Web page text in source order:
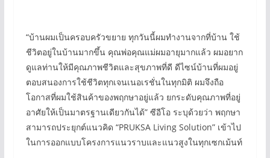
“บ้านผมเป็นครอบครัวขยาย ทุกวันนี้ผมทำงานจากที่บ้าน ใช้
ชีวิตอยู่ในบ้านมากขึ้น คุณพ่อคุณแม่ผมอายุมากแล้ว ผมอยาก
ดูแลท่านให้มีคุณภาพชีวิตและสุขภาพที่ดี ดีไซน์บ้านที่ผมอยู่
ตอบสนองการใช้ชีวิตทุกเจนเนอเรชั่นในทุกมิติ ผมจึงถือ
โอกาสที่ผมใช้สินค้าของพฤกษาอยู่แล้ว ยกระดับคุณภาพที่อยู่
อาศัยให้เป็นมาตรฐานเดียวกันได้” ซีอีโอ ระบุด้วยว่า พฤกษา
สามารถประยุกต์แนวคิด “PRUKSA Living Solution” เข้าไป
ในการออกแบบโครงการแนวราบและแนวสูงในทุกเซกเม้นท์